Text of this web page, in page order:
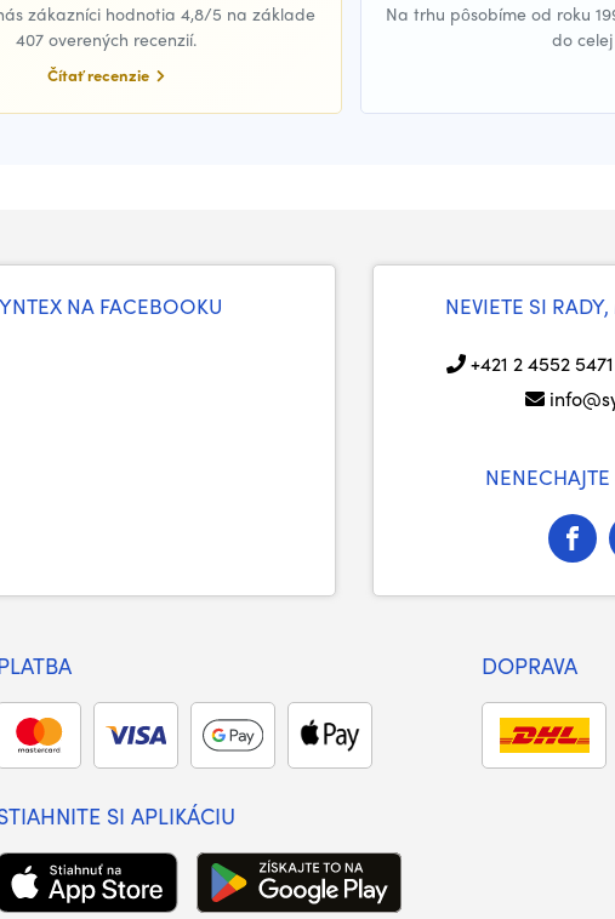
zákazníci hodnotia 4,8/5 na základe
407 overených recenzií.
Čítať recenzie
Na trhu pôsobíme od roku
do celej
NA FACEBOOKU NEVIETE SI
+421 2 4552 5471
DOPRAVA
SI APLIKÁCIU